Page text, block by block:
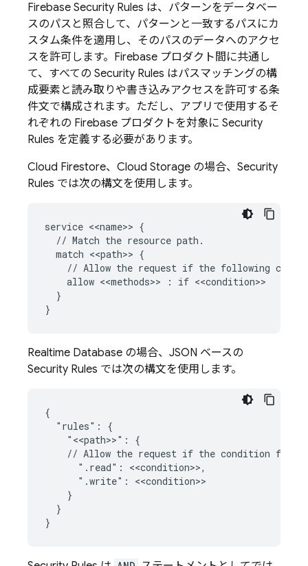
Firebase Security Rules は、パターンをデータベー
スのパスと照合して、パターンと一致するパスにカ
スタム条件を適用し、そのパスのデータへのアクセ
スを許可します。Firebase プロダクト間に共通し
て、すべての Security Rules はパスマッチングの構
成要素と読み取りや書き込みアクセスを許可する条
件文で構成されます。ただし、アプリで使用するそ
れぞれの Firebase プロダクトを対象に Security
Rules を定義する必要があります。
Cloud Firestore、 Cloud Storage の場合、 Security
Rules では次の構文を使用します。
service <<name>> {
  // Match the resource path.
  match <<path>> {
// Allow the request if the following
    allow <<methods>> : if <<condition>>
  }
Realtime Database の場合、JSON ベースの
Security Rules では次の構文を使用します。
{
  "rules": {
    "<<path>>": {
// Allow the request if the condition for
      ".read": <<condition>>,
      ".write": <<condition>>
    }
  }